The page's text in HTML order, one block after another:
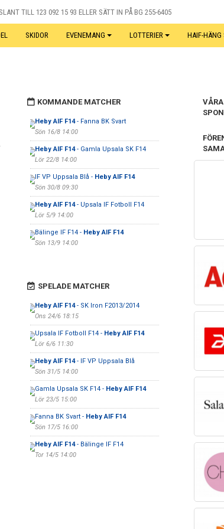
TILL 123 092 15 93 ELLER SÄTT IN PÅ BG 255-6405
SKIDOR EVENEMANG LOTTERIER HAIF-HÄNG
KOMMANDE MATCHER
Heby AIF F14- Fanna BK Svart
Sön 16/8 14:00
Heby AIF F14- Gamla Upsala SK F14
Lör 22/8 14:00
IF VP Uppsala Blå - Heby AIF F14
Sön 30/8 09:30
Heby AIF F14- Upsala IF Fotboll F14
Lör 5/9 14:00
Bälinge IF F14 - Heby AIF F14
Sön 13/9 14:00
SPELADE MATCHER
Heby AIF F14- SK Iron F2013/2014
Ons 24/6 18:15
Upsala IF Fotboll F14 - Heby AIF F14
Lör 6/6 11:30
Heby AIF F14- IF VP Uppsala Blå
Sön 31/5 14:00
Gamla Upsala SK F14 - Heby AIF F14
Lör 23/5 15:00
Fanna BK Svart - Heby AIF F14
Sön 17/5 16:00
Heby AIF F14- Bälinge IF F14
Tor 14/5 14:00